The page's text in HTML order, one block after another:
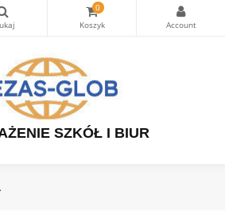
0
SZKÓŁ I BIUR